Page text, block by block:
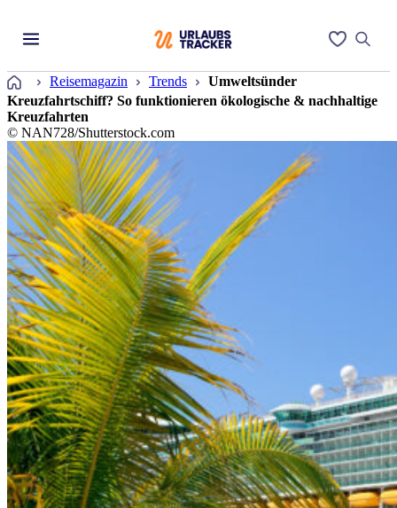
Startseite
Reisemagazin Trends
Umweltsünder
Kreuzfahrtschiff? So funktionieren ökologische & nachhaltige
Kreuzfahrten
© NAN728/Shutterstock.com